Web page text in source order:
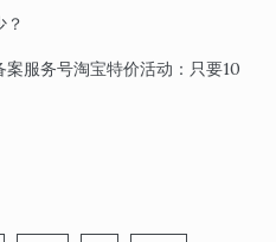
？
服务号淘宝特价活动：只要10